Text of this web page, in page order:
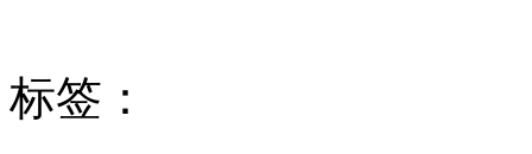
标签：